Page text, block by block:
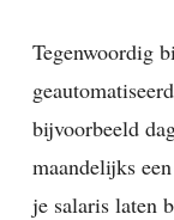
Tegenwoordig
bijvoorbeeld
maandelijks
je salaris laten